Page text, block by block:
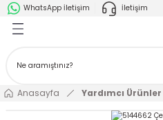
WhatsApp İletişim İletişim
Geri Dön
Geri Dön
Anasayfa Yardımcı Ürünler